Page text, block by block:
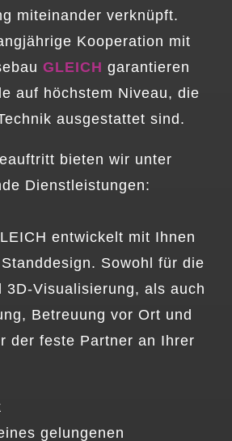
miteinander verknüpft.
Kooperation mit
GLEICH garantieren
auf höchstem Niveau, die
ausgestattet sind.
bieten wir unter
Dienstleistungen:
entwickelt mit Ihnen
Sowohl für die
3D-Visualisierung, als auch
Betreuung vor Ort und
der feste Partner an Ihrer
gelungenen